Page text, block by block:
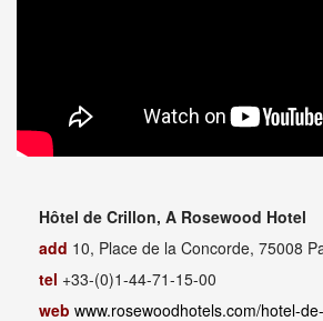
Hôtel de Crillon, A Rosewood Hotel
add 10, Place de la Concorde, 75008
tel +33-(0)1-44-71-15-00
web www.rosewoodhotels.com/hotel-